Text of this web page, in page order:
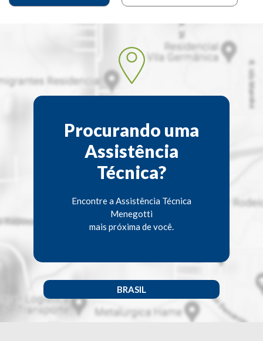
Procurando uma
Assistência
Técnica?
Encontre a Assistência Técnica
Menegotti
mais próxima de você.
BRASIL